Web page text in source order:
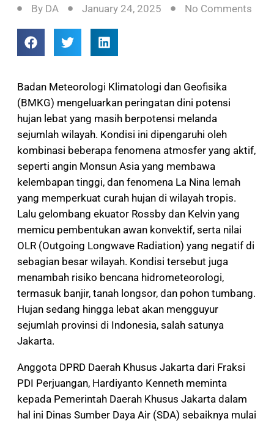
By DA January 24, 2025 No Comments
Badan Meteorologi Klimatologi dan Geofisika
(BMKG) mengeluarkan peringatan dini potensi
hujan lebat yang masih berpotensi melanda
sejumlah wilayah. Kondisi ini dipengaruhi oleh
kombinasi beberapa fenomena atmosfer yang aktif,
seperti angin Monsun Asia yang membawa
kelembapan tinggi, dan fenomena La Nina lemah
yang memperkuat curah hujan di wilayah tropis.
Lalu gelombang ekuator Rossby dan Kelvin yang
memicu pembentukan awan konvektif, serta nilai
OLR (Outgoing Longwave Radiation) yang negatif di
sebagian besar wilayah. Kondisi tersebut juga
menambah risiko bencana hidrometeorologi,
termasuk banjir, tanah longsor, dan pohon tumbang.
Hujan sedang hingga lebat akan mengguyur
sejumlah provinsi di Indonesia, salah satunya
Jakarta.
Anggota DPRD Daerah Khusus Jakarta dari Fraksi
PDI Perjuangan, Hardiyanto Kenneth meminta
kepada Pemerintah Daerah Khusus Jakarta dalam
hal ini Dinas Sumber Daya Air (SDA) sebaiknya mulai